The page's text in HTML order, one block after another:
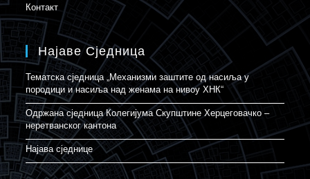
Контакт
Најаве Сједница
Тематска сједница „Механизми заштите од насиља у
породици и насиља над женама на нивоу ХНК“
Одржана сједница Колегијума Скупштине Херцеговачко –
неретванског кантона
Најава сједнице